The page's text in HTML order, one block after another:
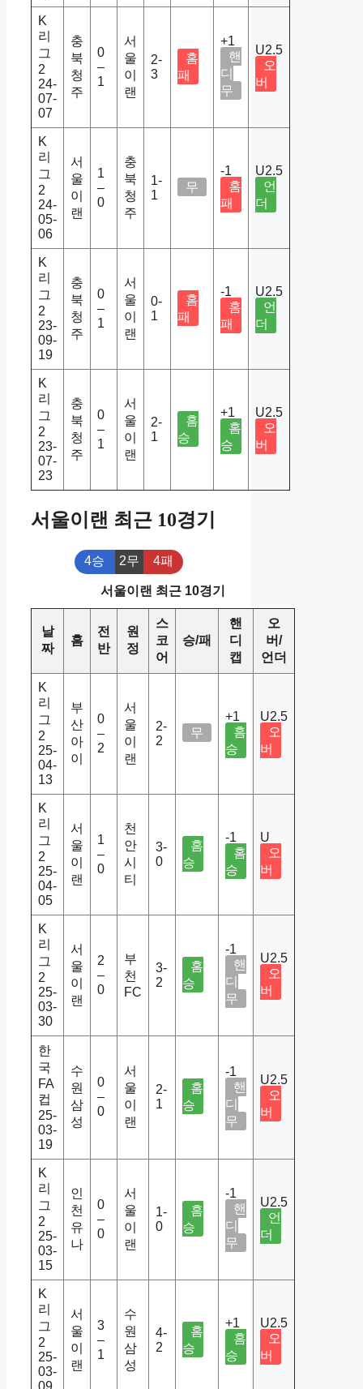
K
리
그
2
24-
07-
07
충
북
청
주
0
–
1
서
울
이
랜
2-
3
홈
패
+1
핸
디
무
U2.5
오
버
K
리
그
2
24-
05-
06
서
울
이
랜
1
–
0
충
북
청
주
1-
1
무
-1
홈
패
U2.5
언
더
K
리
그
2
23-
09-
19
충
북
청
주
0
–
1
서
울
이
랜
0-
1
홈
패
-1
홈
패
U2.5
언
더
K
리
그
2
23-
07-
23
충
북
청
주
0
–
1
서
울
이
랜
2-
1
홈
승
+1
홈
승
U2.5
오
버
서울이랜 최근 10경기
4승 2무 4패
서울이랜 최근 10경기
날
짜
홈
전
반
원
정
스
코
어
승/패
핸
디
캡
오
버/
언더
K
리
그
2
25-
04-
13
부
산
아
이
0
–
2
서
울
이
랜
2-
2
무
+1
홈
승
U2.5
오
버
K
리
그
2
25-
04-
05
서
울
이
랜
1
–
0
천
안
시
티
3-
0
홈
승
-1
홈
승
U
오
버
K
리
그
2
25-
03-
30
서
울
이
랜
2
–
0
부
천
FC
3-
2
홈
승
-1
핸
디
무
U2.5
오
버
한
국
FA
컵
25-
03-
19
수
원
삼
성
0
–
0
서
울
이
랜
2-
1
홈
승
-1
핸
디
무
U2.5
오
버
K
리
그
2
25-
03-
15
인
천
유
나
0
–
0
서
울
이
랜
1-
0
홈
승
-1
핸
디
무
U2.5
언
더
K
리
그
2
25-
03-
09
서
울
이
랜
3
–
1
수
원
삼
성
4-
2
홈
승
+1
홈
승
U2.5
오
버